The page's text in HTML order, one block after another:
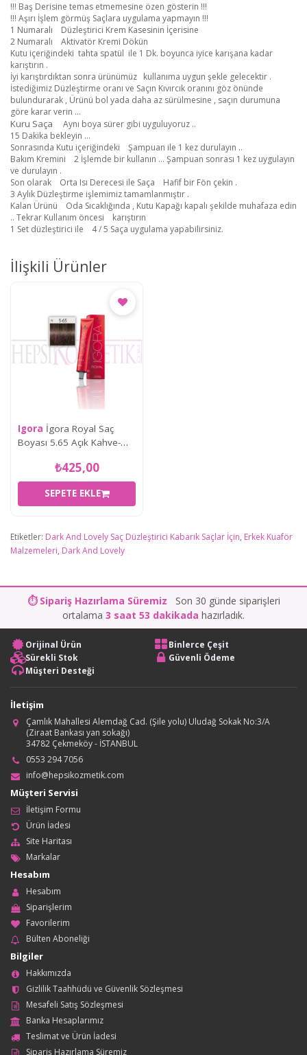
!!! Baş Derisine temas etmemesine özen gösterin !!!
!!! Aşırı İşlem görmüş Saçlara uygulama yapmayın !!!
1 Numaralı Düzleştirici Krem Kasesinin İçerisine
2 Numaralı Aktivatör Kremi Dökün
Kutu içeriğindeki tahta spatül ile 1 Dk. boyunca iyice karışana kadar
karıştırın .
İyi karıştırdıktan sonra ürünümüz kullanıma uygun şekle gelecektir .
İstediğimiz Düzleştirme oranı ve Saçın Kıvırcık oranını göz önünde
bulundurarak , Ürünü bol yada daha az sürülmesine , saçın durumuna
göre karar verin ...
Kuru Saça
Aynı boya sürer gibi uyguluyoruz ..
15 Dakika bekleyin ...
Sonrasında Kutu içeriğindeki
Şampuan ile 1 kez durulayın ..
Bakım Kremini 2 İşlemde bir kullanın ... Şampuan sonrası 1 kez uygulayın
ve durulayın .
Son olarak
Orta Isı Derecesi ile Saça Hafif bir Fön çekin .
3 Aylık Düzleştirme işlemimiz tamamlanmıştır .
Kalan Ürünü Oda Sıcaklığında , Kutu Kapağı kapalı şekilde muhafaza edin
.. Tekrar Kullanım öncesi
karıştırın
1 Set düzleştirici ile
4 / 5 Saça uygulama yapabilirsiniz.
İlişkili Ürünler
Igora İgora Royal Saç
Boyası 5.65 Açık Kahve-
₺425,00
SEPETE EKLE
Etiketler: Dark And Lovely Saç Düzleştirici Kabarık Saçlar İçin, Erkek Kuaför
Malzemeleri, Dark And Lovely
⏱ Sipariş Hazırlama Süremiz Son 30 günde siparişleri
ortalama 3 saat 53 dakikada hazırladık.
Orijinal Ürün
Binlerce Çeşit
Sürekli Stok
Güvenli Ödeme
Müşteri Desteği
İletişim
Çamlık Mahallesi Alemdağ Cad. (Şile yolu) Uludağ Sokak No:3/A
(Ziraat Bankası yan sokağı)
34782 Çekmeköy - İSTANBUL
0553 294 7056
info@hepsikozmetik.com
Müşteri Servisi
İletişim Formu
Ürün İadesi
Site Haritası
Markalar
Hesabım
Hesabım
Siparişlerim
Favorilerim
Bülten Aboneliği
Bilgiler
Hakkımızda
Gizlilik Taahhüdü ve Güvenlik Sözleşmesi
Mesafeli Satış Sözleşmesi
Banka Hesaplarımız
Teslimat ve Ürün İadesi
Sipariş Hazırlama Süremiz